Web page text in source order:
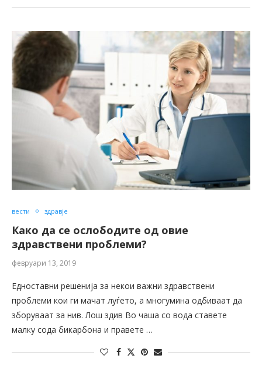
вести здравје
Како да се ослободите од овие
здравствени проблеми?
февруари 13, 2019
Едноставни решенија за некои важни здравствени
проблеми кои ги мачат луѓето, а многумина одбиваат да
зборуваат за нив. Лош здив Во чаша со вода ставете
малку сода бикарбона и правете …